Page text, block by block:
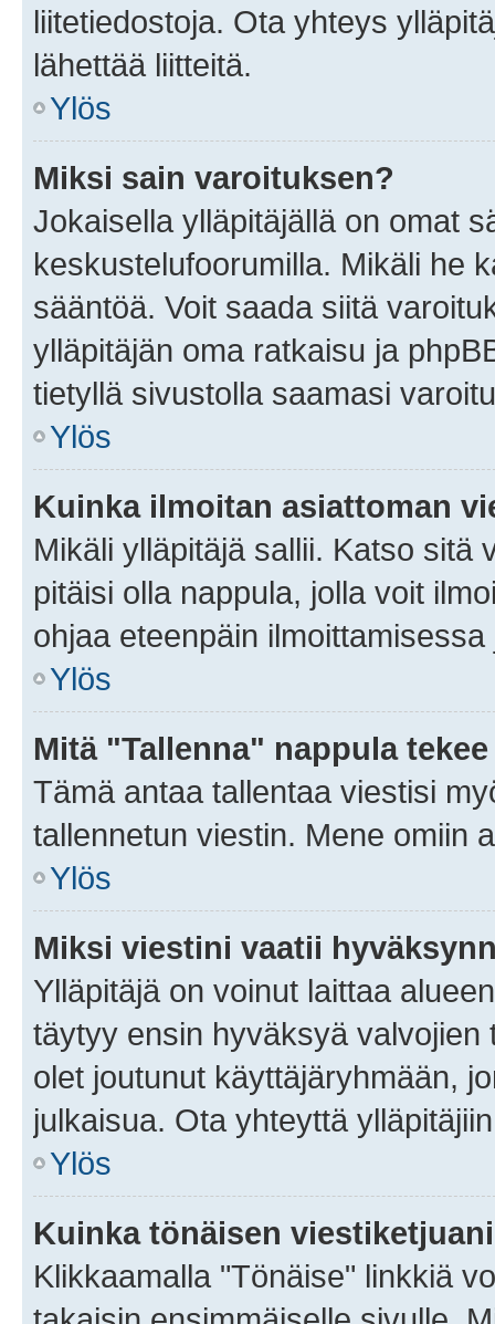
liitetiedostoja. Ota yhteys
lähettää liitteitä.
Ylös
Miksi sain varoituksen?
Jokaisella ylläpitäjällä on omat
keskustelufoorumilla. Mikäli he
sääntöä. Voit saada siitä
ylläpitäjän oma ratkaisu ja
tietyllä sivustolla saamasi
Ylös
Kuinka ilmoitan asiattoman
Mikäli ylläpitäjä sallii. Katso sitä
pitäisi olla nappula, jolla voit
ohjaa eteenpäin
Ylös
Mitä "Tallenna" nappula
Tämä antaa tallentaa viestisi
tallennetun viestin. Mene omiin
Ylös
Miksi viestini vaatii
Ylläpitäjä on voinut laittaa
täytyy ensin hyväksyä
olet joutunut käyttäjäryhmään,
julkaisua. Ota yhteyttä
Ylös
Kuinka tönäisen
Klikkaamalla "Tönäise" linkkiä